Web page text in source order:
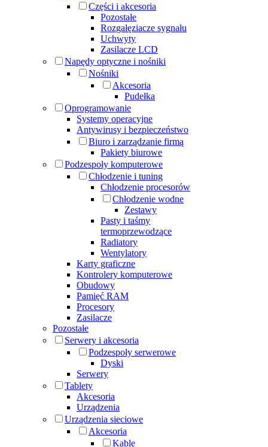
Części i akcesoria
Pozostałe
Rozgałęziacze sygnału
Uchwyty
Zasilacze LCD
Napędy optyczne i nośniki
Nośniki
Akcesoria
Pudełka
Oprogramowanie
Systemy operacyjne
Antywirusy i bezpieczeństwo
Biuro i zarządzanie firmą
Pakiety biurowe
Podzespoły komputerowe
Chłodzenie i tuning
Chłodzenie procesorów
Chłodzenie wodne
Zestawy
Pasty i taśmy
termoprzewodzące
Radiatory
Wentylatory
Karty graficzne
Kontrolery komputerowe
Obudowy
Pamięć RAM
Procesory
Zasilacze
Pozostałe
Serwery i akcesoria
Podzespoły serwerowe
Dyski
Serwery
Tablety
Akcesoria
Urządzenia
Urządzenia sieciowe
Akcesoria
Kable